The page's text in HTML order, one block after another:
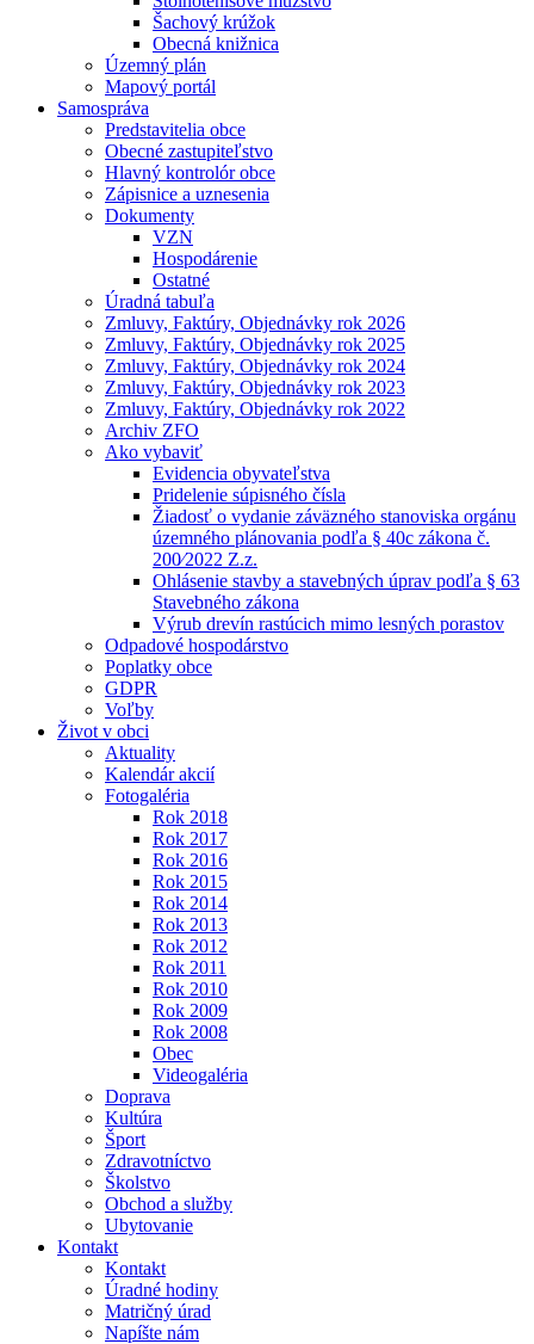
Šachový krúžok
Obecná knižnica
Územný plán
Mapový portál
Samospráva
Predstavitelia obce
Obecné zastupiteľstvo
Hlavný kontrolór obce
Zápisnice a uznesenia
Dokumenty
VZN
Hospodárenie
Ostatné
Úradná tabuľa
Zmluvy, Faktúry, Objednávky rok 2026
Zmluvy, Faktúry, Objednávky rok 2025
Zmluvy, Faktúry, Objednávky rok 2024
Zmluvy, Faktúry, Objednávky rok 2023
Zmluvy, Faktúry, Objednávky rok 2022
Archiv ZFO
Ako vybaviť
Evidencia obyvateľstva
Pridelenie súpisného čísla
Žiadosť o vydanie záväzného stanoviska orgánu
územného plánovania podľa § 40c zákona č.
200⁄2022 Z.z.
Ohlásenie stavby a stavebných úprav podľa § 63
Stavebného zákona
Výrub drevín rastúcich mimo lesných porastov
Odpadové hospodárstvo
Poplatky obce
GDPR
Voľby
Život v obci
Aktuality
Kalendár akcií
Fotogaléria
Rok 2018
Rok 2017
Rok 2016
Rok 2015
Rok 2014
Rok 2013
Rok 2012
Rok 2011
Rok 2010
Rok 2009
Rok 2008
Obec
Videogaléria
Doprava
Kultúra
Šport
Zdravotníctvo
Školstvo
Obchod a služby
Ubytovanie
Kontakt
Kontakt
Úradné hodiny
Matričný úrad
Napíšte nám